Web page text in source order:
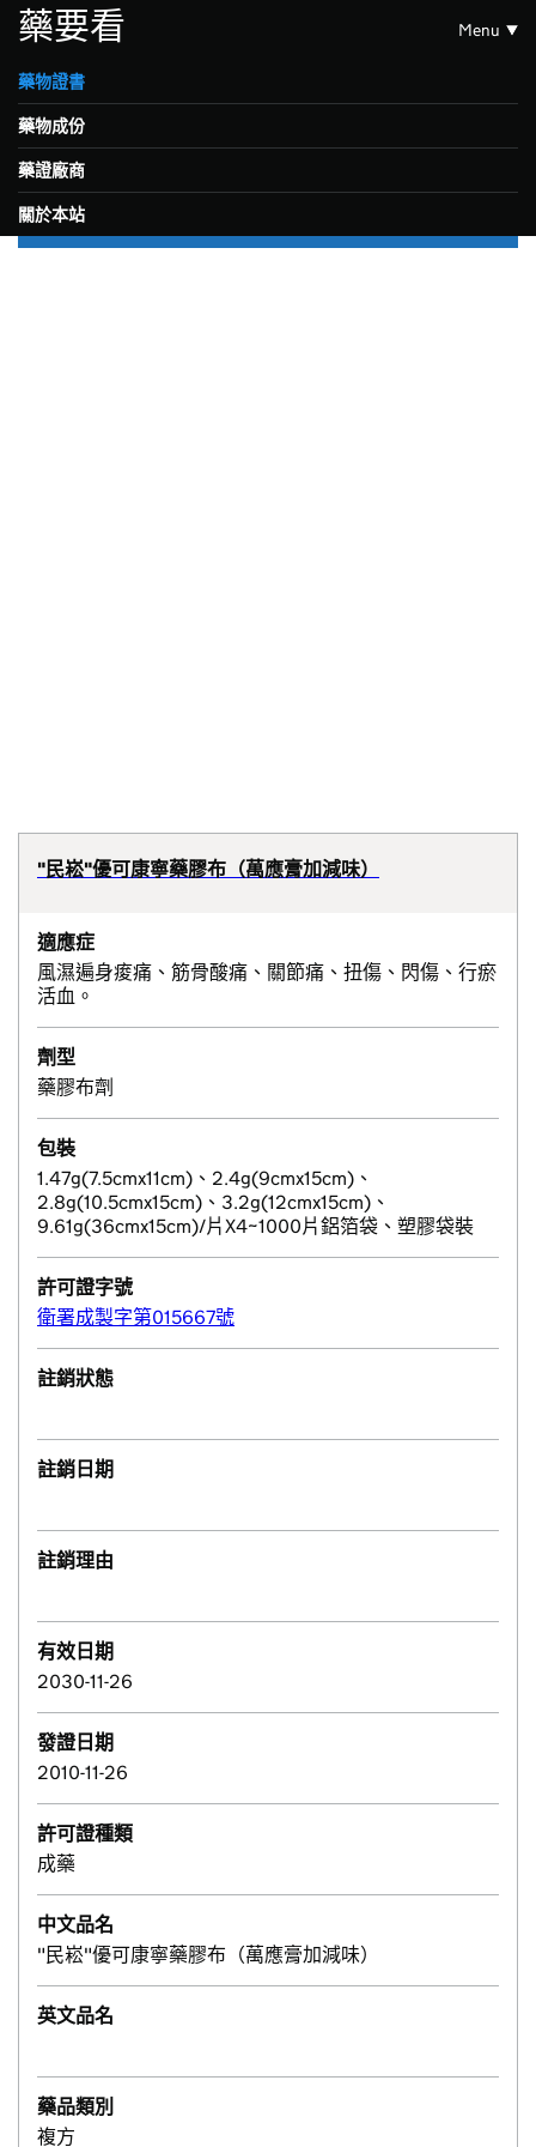
藥要看 Menu
藥物證書
藥物成份
藥證廠商
關於本站
"民崧"優可康寧藥膠布（萬應膏加減味）
適應症
風濕遍身痠痛、筋骨酸痛、關節痛、扭傷、閃傷、行瘀
活血。
劑型
藥膠布劑
包裝
1.47g(7.5cmx11cm)、2.4g(9cmx15cm)、
2.8g(10.5cmx15cm)、3.2g(12cmx15cm)、
9.61g(36cmx15cm)/片X4~1000片鋁箔袋、塑膠袋裝
許可證字號
衛署成製字第015667號
註銷狀態
註銷日期
註銷理由
有效日期
2030-11-26
發證日期
2010-11-26
許可證種類
成藥
中文品名
"民崧"優可康寧藥膠布（萬應膏加減味）
英文品名
藥品類別
複方